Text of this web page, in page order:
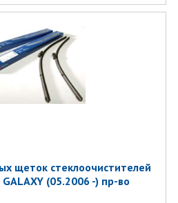
щеток стеклоочистителей
(05.2006 -) пр-во